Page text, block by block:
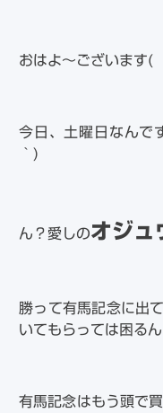
おはよ～ございます(
今日、土曜日なん
｀)
ん？愛しのオジュ
勝って有馬記念に出
いてもらっては困る
有馬記念はもう頭で